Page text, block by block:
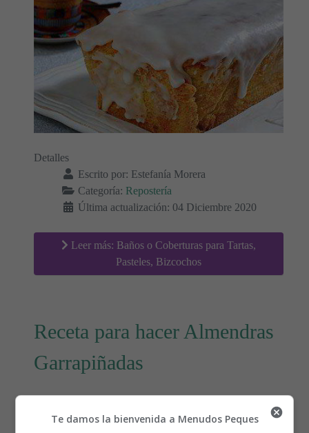
Detalles
Escrito por: Estefanía Morera
Categoría: Repostería
Última actualización: 04 Diciembre 2020
Leer más: Baños o Coberturas para Tartas,
Pasteles, Bizcochos
Receta para hacer Almendras
Garrapiñadas
Te damos la bienvenida a Menudos Peques